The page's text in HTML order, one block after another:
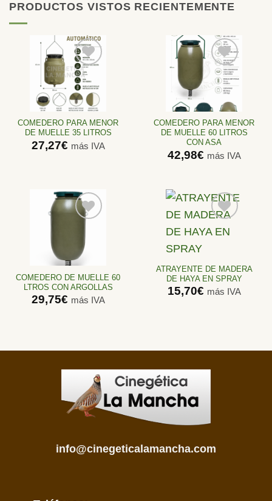
PRODUCTOS VISTOS RECIENTEMENTE
Añadir
a la
lista de
COMEDERO PARA MENOR
DE MUELLE 35 LITROS
27,27€ más IVA
Añadir
a la
lista de
COMEDERO PARA MENOR
DE MUELLE 60 LITROS
CON ASA
42,98€ más IVA
a la
lista de
COMEDERO DE MUELLE 60
LTROS CON ARGOLLAS
29,75€ más IVA
Añadir
deseos
ATRAYENTE DE MADERA
DE HAYA EN SPRAY
15,70€ más IVA
info@cinegeticalamancha.com